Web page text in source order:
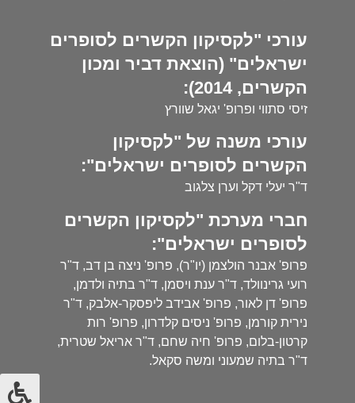
עורכי "לקסיקון הקשרים לסופרים
ישראלים" (הוצאת דביר ומכון
הקשרים, 2014):
זיסי סתווי ופרופ' יגאל שוורץ
עורכי משנה של "לקסיקון
הקשרים לסופרים ישראלים":
ד"ר יעלי דקל וערן צלגוב
חברי מערכת "לקסיקון הקשרים
לסופרים ישראלים":
פרופ' אבנר הולצמן (יו"ר), פרופ' ניצה בן דב, ד"ר
רועי גרינוולד, ד"ר ענת ויסמן, ד"ר בתיה ולדמן,
פרופ' דן לאור, פרופ' אבידב ליפסקר-אלבק, ד"ר
נירית קורמן, פרופ' ניסים קלדרון, פרופ' רות
קרטון-בלום, פרופ' חיה שחם, ד"ר אריאל שטרית,
ד"ר בתיה שמעוני ומשה סקאל.